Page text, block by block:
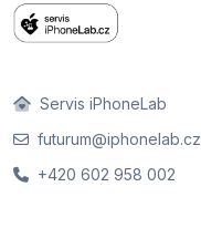
Servis iPhoneLab
futurum@iphonelab.cz
+420 602 958 002